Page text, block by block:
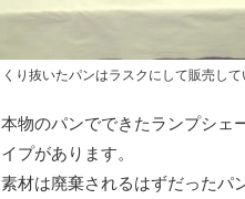
くり抜いたパンはラスクにして販売し
本物のパンでできたランプシェ
イプがあります。
素材は廃棄されるはずだったパ